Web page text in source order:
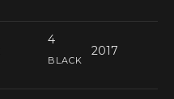
4
2017
BLACK